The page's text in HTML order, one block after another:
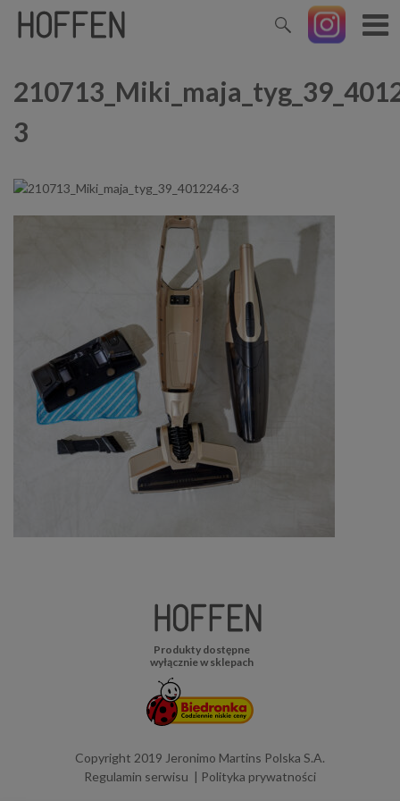
3
Produkty dostępne
wyłącznie w sklepach
Copyright 2019 Jeronimo Martins Polska S.A.
Regulamin serwisu
Polityka prywatności